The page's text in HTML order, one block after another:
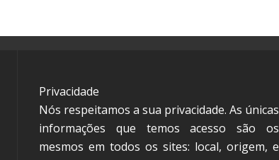
Privacidade
Nós respeitamos a sua privacidade. As únicas
informações que temos acesso são os
mesmos em todos os sites: local, origem, e